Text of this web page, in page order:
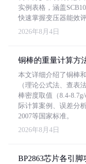
实例表格，涵盖
快速掌握变压器能效评
2026年8月4日
铜棒的重量计算方
本文详细介绍了铜棒
（理论公式法、查表
棒密度取值（8.4-
际计算案例、误差分
2007等国家标准。
2026年8月4日
BP2863芯片各引脚